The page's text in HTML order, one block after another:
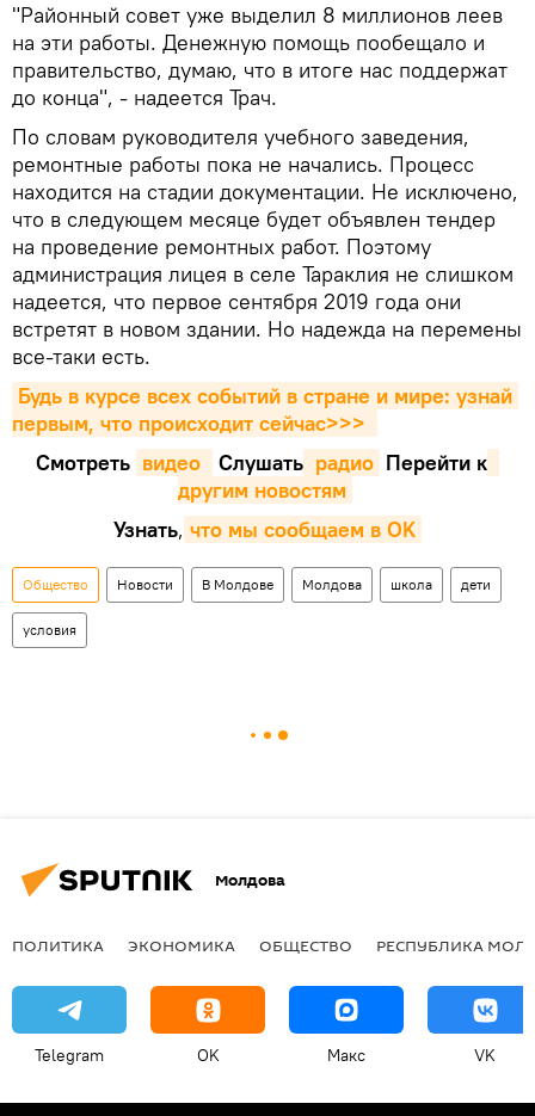
"Районный совет уже выделил 8 миллионов леев
на эти работы. Денежную помощь пообещало и
правительство, думаю, что в итоге нас поддержат
до конца", - надеется Трач.
По словам руководителя учебного заведения,
ремонтные работы пока не начались. Процесс
находится на стадии документации. Не исключено,
что в следующем месяце будет объявлен тендер
на проведение ремонтных работ. Поэтому
администрация лицея в селе Тараклия не слишком
надеется, что первое сентября 2019 года они
встретят в новом здании. Но надежда на перемены
все-таки есть.
Будь в курсе всех событий в стране и мире: узнай
первым, что происходит сейчаc>>>
Смотреть видео Cлушать радио Перейти к
другим новостям
Узнать, что мы сообщаем в OK
Общество Новости В Молдове Молдова школа дети
условия
Молдова
ПОЛИТИКА ЭКОНОМИКА ОБЩЕСТВО РЕСПУБЛИКА
Telegram OK Макс VK